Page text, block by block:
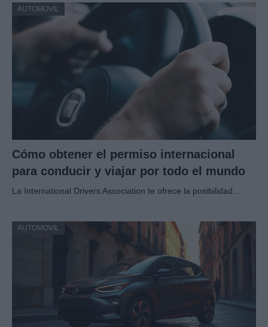
AUTOMOVIL
Cómo obtener el permiso internacional
para conducir y viajar por todo el mundo
La International Drivers Association te ofrece la posibilidad…
AUTOMOVIL